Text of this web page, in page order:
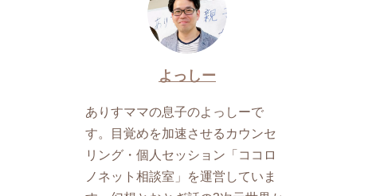
よっしー
ありすママの息子のよっしーで
す。目覚めを加速させるカウンセ
リング・個人セッション「ココロ
ノネット相談室」を運営していま